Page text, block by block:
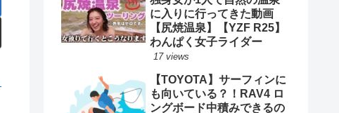
に入りに行ってきた動画
【尻焼温泉】【YZF R25】
わんぱく女子ライダー
17 views
【TOYOTA】サーフィンに
も向いている？！RAV4 ロ
ングボード中積みできるの